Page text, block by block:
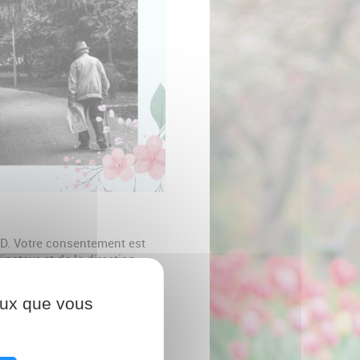
Votre consentement est
et de la direction.
que vous